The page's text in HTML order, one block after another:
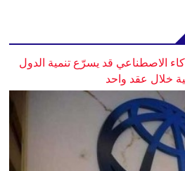
الاصطناعي قد يسرّع تنمية الدول
خلال عقد واحد